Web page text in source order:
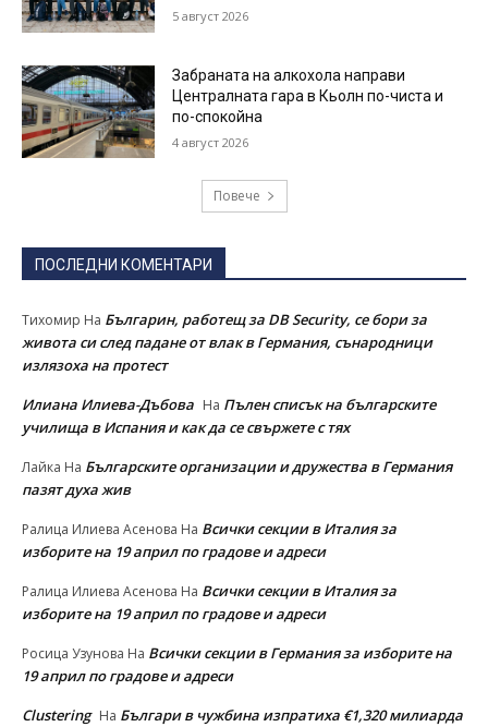
5 август 2026
Забраната на алкохола направи
Централната гара в Кьолн по-чиста и
по-спокойна
4 август 2026
Повече
ПОСЛЕДНИ КОМЕНТАРИ
Тихомир На Българин, работещ за DB Security, се бори за
живота си след падане от влак в Германия, сънародници
излязоха на протест
Илиана Илиева-Дъбова На Пълен списък на българските
училища в Испания и как да се свържете с тях
Лайка На Българските организации и дружества в Германия
пазят духа жив
Ралица Илиева Асенова На Всички секции в Италия за
изборите на 19 април по градове и адреси
Ралица Илиева Асенова На Всички секции в Италия за
изборите на 19 април по градове и адреси
Росица Узунова На Всички секции в Германия за изборите на
19 април по градове и адреси
Clustering На Българи в чужбина изпратиха €1,320 милиарда